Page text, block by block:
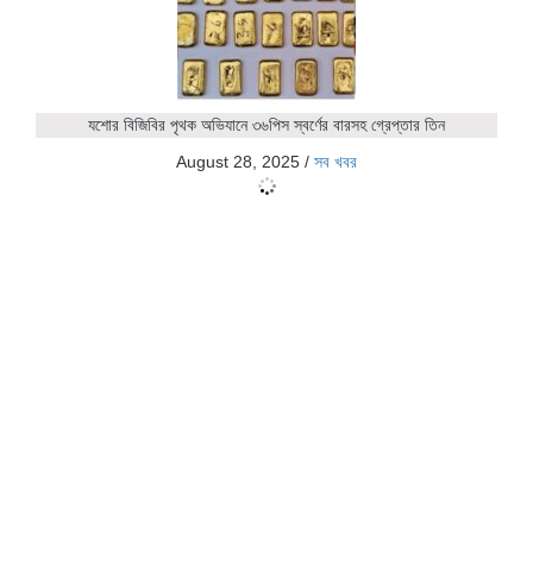
যশোর বিজিবির পৃথক অভিযানে ৩৬পিস স্বর্ণের বারসহ গ্রেপ্তার তিন
August 28, 2025 / সব খবর